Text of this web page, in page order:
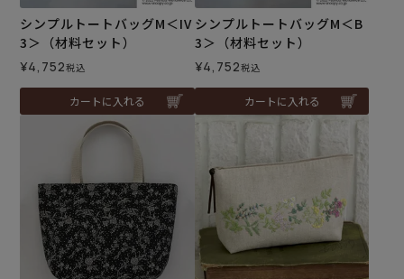
シンプルトートバッグM＜IV
3＞（材料セット）
¥4,752税込
カートに入れる
シンプルトートバッグM＜B
3＞（材料セット）
¥4,752税込
カートに入れる